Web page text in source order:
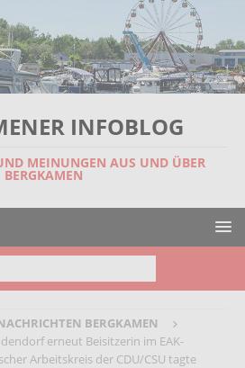
INFOBLOG
MEINUNGEN AUS UND ÜBER
BERGKAMEN
BERGKAMEN
erneut Beisitzerin im EAK-
Arbeitskreis der CDU/CSU tagte